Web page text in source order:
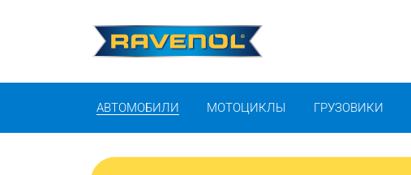
АВТОМОБИЛИ МОТОЦИКЛЫ ГРУЗОВИКИ